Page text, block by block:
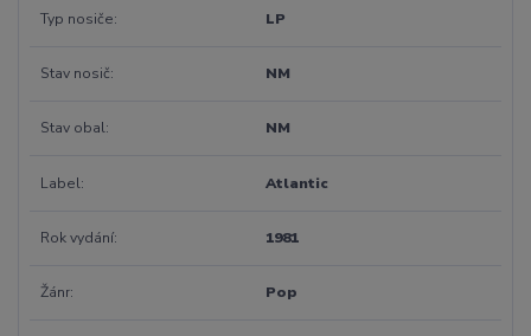
Typ nosiče LP
Stav nosič NM
Stav obal NM
Label Atlantic
Rok vydání 1981
Žánr Pop